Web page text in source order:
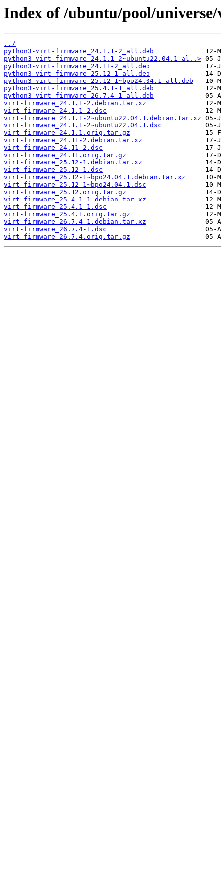
Index of /ubuntu/pool/
../
python3-virt-firmware_24.1.1-2_all.deb
python3-virt-firmware_24.1.1-2~ubuntu22.04.1_al..>
python3-virt-firmware_24.11-2_all.deb
python3-virt-firmware_25.12-1_all.deb
python3-virt-firmware_25.12-1~bpo24.04.1_all.deb
python3-virt-firmware_25.4.1-1_all.deb
python3-virt-firmware_26.7.4-1_all.deb
virt-firmware_24.1.1-2.debian.tar.xz
virt-firmware_24.1.1-2.dsc
virt-firmware_24.1.1-2~ubuntu22.04.1.debian.tar.xz
virt-firmware_24.1.1-2~ubuntu22.04.1.dsc
virt-firmware_24.1.1.orig.tar.gz
virt-firmware_24.11-2.debian.tar.xz
virt-firmware_24.11-2.dsc
virt-firmware_24.11.orig.tar.gz
virt-firmware_25.12-1.debian.tar.xz
virt-firmware_25.12-1.dsc
virt-firmware_25.12-1~bpo24.04.1.debian.tar.xz
virt-firmware_25.12-1~bpo24.04.1.dsc
virt-firmware_25.12.orig.tar.gz
virt-firmware_25.4.1-1.debian.tar.xz
virt-firmware_25.4.1-1.dsc
virt-firmware_25.4.1.orig.tar.gz
virt-firmware_26.7.4-1.debian.tar.xz
virt-firmware_26.7.4-1.dsc
virt-firmware_26.7.4.orig.tar.gz